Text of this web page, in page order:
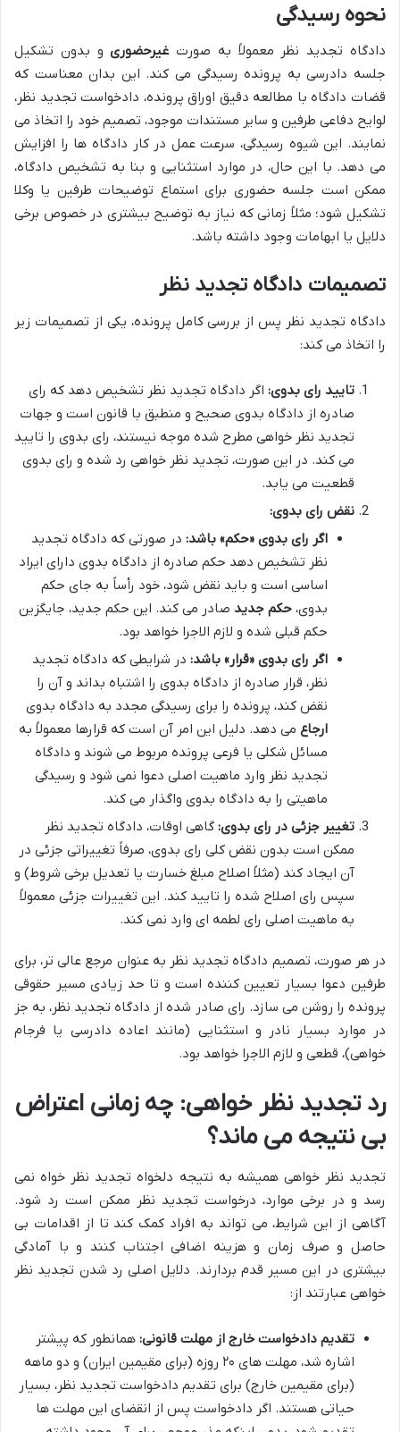
نحوه رسیدگی
دادگاه تجدید نظر معمولاً به صورت غیرحضوریو بدون تشکیل
جلسه دادرسی به پرونده رسیدگی می کند. این بدان معناست که
قضات دادگاه با مطالعه دقیق اوراق پرونده، دادخواست تجدید نظر،
لوایح دفاعی طرفین و سایر مستندات موجود، تصمیم خود را اتخاذ می
نمایند. این شیوه رسیدگی، سرعت عمل در کار دادگاه ها را افزایش
می دهد. با این حال، در موارد استثنایی و بنا به تشخیص دادگاه،
ممکن است جلسه حضوری برای استماع توضیحات طرفین یا وکلا
تشکیل شود؛ مثلاً زمانی که نیاز به توضیح بیشتری در خصوص برخی
دلایل یا ابهامات وجود داشته باشد.
تصمیمات دادگاه تجدید نظر
دادگاه تجدید نظر پس از بررسی کامل پرونده، یکی از تصمیمات زیر
را اتخاذ می کند:
تایید رای بدوی: اگر دادگاه تجدید نظر تشخیص دهد که رای
صادره از دادگاه بدوی صحیح و منطبق با قانون است و جهات
تجدید نظر خواهی مطرح شده موجه نیستند، رای بدوی را تایید
می کند. در این صورت، تجدید نظر خواهی رد شده و رای بدوی
قطعیت می یابد.
نقض رای بدوی:
اگر رای بدوی «حکم» باشد: در صورتی که دادگاه تجدید
نظر تشخیص دهد حکم صادره از دادگاه بدوی دارای ایراد
اساسی است و باید نقض شود، خود رأساً به جای حکم
بدوی، حکم جدید صادر می کند. این حکم جدید، جایگزین
حکم قبلی شده و لازم الاجرا خواهد بود.
اگر رای بدوی «قرار» باشد: در شرایطی که دادگاه تجدید
نظر، قرار صادره از دادگاه بدوی را اشتباه بداند و آن را
نقض کند، پرونده را برای رسیدگی مجدد به دادگاه بدوی
ارجاع می دهد. دلیل این امر آن است که قرارها معمولاً به
مسائل شکلی یا فرعی پرونده مربوط می شوند و دادگاه
تجدید نظر وارد ماهیت اصلی دعوا نمی شود و رسیدگی
ماهیتی را به دادگاه بدوی واگذار می کند.
تغییر جزئی در رای بدوی: گاهی اوقات، دادگاه تجدید نظر
ممکن است بدون نقض کلی رای بدوی، صرفاً تغییراتی جزئی در
آن ایجاد کند (مثلاً اصلاح مبلغ خسارت یا تعدیل برخی شروط) و
سپس رای اصلاح شده را تایید کند. این تغییرات جزئی معمولاً
به ماهیت اصلی رای لطمه ای وارد نمی کند.
در هر صورت، تصمیم دادگاه تجدید نظر به عنوان مرجع عالی تر، برای
طرفین دعوا بسیار تعیین کننده است و تا حد زیادی مسیر حقوقی
پرونده را روشن می سازد. رای صادر شده از دادگاه تجدید نظر، به جز
در موارد بسیار نادر و استثنایی (مانند اعاده دادرسی یا فرجام
خواهی)، قطعی و لازم الاجرا خواهد بود.
رد تجدید نظر خواهی: چه زمانی اعتراض
بی نتیجه می ماند؟
تجدید نظر خواهی همیشه به نتیجه دلخواه تجدید نظر خواه نمی
رسد و در برخی موارد، درخواست تجدید نظر ممکن است رد شود.
آگاهی از این شرایط، می تواند به افراد کمک کند تا از اقدامات بی
حاصل و صرف زمان و هزینه اضافی اجتناب کنند و با آمادگی
بیشتری در این مسیر قدم بردارند. دلایل اصلی رد شدن تجدید نظر
خواهی عبارتند از:
تقدیم دادخواست خارج از مهلت قانونی: همانطور که پیشتر
اشاره شد، مهلت های ۲۰ روزه (برای مقیمین ایران) و دو ماهه
(برای مقیمین خارج) برای تقدیم دادخواست تجدید نظر، بسیار
حیاتی هستند. اگر دادخواست پس از انقضای این مهلت ها